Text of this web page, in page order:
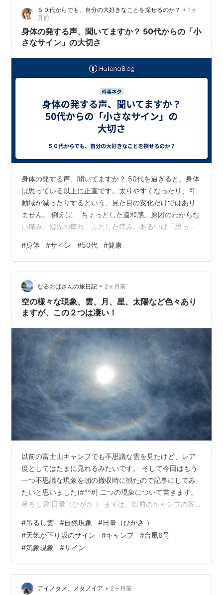
色々なアーティストのサインなんかを見比べる。漢字が
良いか、ローマ字か？ 小学生ぶりに、自分の名前をサイ
ンにしてみる。 うーん、ダサい。 これは、その…
５０代からでも、自分の大好きなことを探せるのか？ • 1ヶ
月前
身体の発する声、聞いてますか？ 50代からの「小
さなサイン」の大切さ
身体の発する声、聞いてますか？ 50代を過ぎると、身体
は思っている以上に正直です。太りやすくなったり、可
動域が減ったりするという、見た目の変化だけではあり
ません。 例えば、 ちょっとした違和感。原因のわからな
い痛み。指先の痺れ。ふとした痒み。あるいは「思って
にも留めなかったような、小さなサインが増えてくるの
です。 サインを、無視しない 忙しい毎日の中では、こう
した小さな違和感を、つい後回しにしてしまいがちで
す。 「疲れているだけだろう」「そのうち治るだろう」
そうやってやり過ごしているうちに、気づけば大きな不
調につながっていた、ということも少…
#身体 #サイン #50代 #健康
なるおばさんの旅日記 • 2ヶ月前
空の様々な現象、雲、月、星、太陽など色々あり
ますが、この２つは凄い！
以前の富士山キャンプでも不思議な雲を見たけど、レア
度としてはたまに見れるみたいです。 そして今回はもう
一つ不思議な現象を朝の撤収時に観たので記事にしてみ
たいと思いました(#^^#) 二つの現象について書きます。
吊るし雲 日暈（ひがさ ） まずは、以前のキャンプの寄
雲 まるで巨大なUFOが浮いているようで、思わず見入っ
てしまうような普段ほとんど観ることがない雲でした！
↑ 凄い巨大なUFOにも見えますね！ 実はこの雲、「吊る
し雲」という珍しいレンズ雲の一種なんですが、富士山
があるから…という部分も大きいらしいのです。 富士山
のような高い山に強…
#吊るし雲 #自然現象 #日暈（ひがさ ）
#天気が下り坂のサイン #キャンプ #台風6号
#気象現象 #サイン
アイノタメ、メタノイア • 2ヶ月前